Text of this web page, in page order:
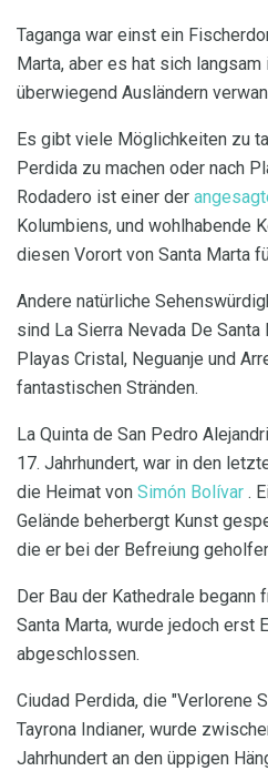
Taganga war einst ein
Marta, aber es hat sich
überwiegend Ausländern
Es gibt viele Möglichkeiten zu
Perdida zu machen oder nach
Rodadero ist einer der
Kolumbiens, und wohlhabende
diesen Vorort von Santa Marta
Andere natürliche
sind La Sierra Nevada De Santa
Playas Cristal, Neguanje und
fantastischen Stränden.
La Quinta de San Pedro
17. Jahrhundert, war in den
die Heimat von Simón Bolívar .
Gelände beherbergt Kunst
die er bei der Befreiung
Der Bau der Kathedrale begann
Santa Marta, wurde jedoch erst
abgeschlossen.
Ciudad Perdida, die "Verlorene
Tayrona Indianer, wurde
Jahrhundert an den üppigen